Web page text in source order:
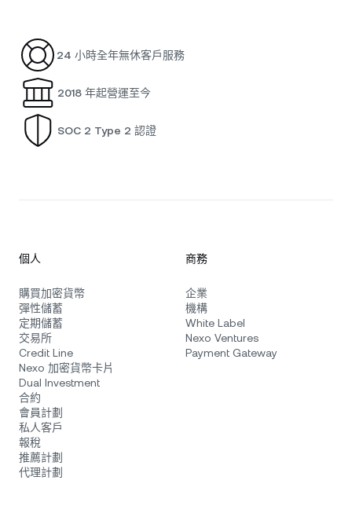
24 小時全年無休客戶服務
2018 年起營運至今
SOC 2 Type 2 認證
個人
購買加密貨幣
彈性儲蓄
定期儲蓄
交易所
Credit Line
Nexo 加密貨幣卡片
Dual Investment
合約
會員計劃
私人客戶
報稅
推薦計劃
代理計劃
商務
企業
機構
White Label
Nexo Ventures
Payment Gateway